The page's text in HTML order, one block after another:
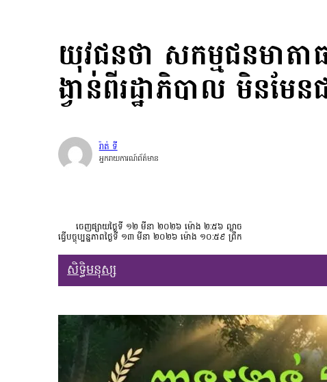
យុវជនថា សកម្មជនមាត
ង្វាន់ពីរដ្ឋាភិបាល មិនមែ
រ៉ាត់ ទី
អ្នករាយការណ៍ព័ត៌មាន
ចេញផ្សាយថ្ងៃទី ១២ មីនា ២០២៦ ម៉ោង ២:៥៦ ល្ងាច
ធ្វើបច្ចុប្បន្នភាពថ្ងៃទី ១៣ មីនា ២០២៦ ម៉ោង ១០:៥៩ ព្រឹក
សិទ្ធិមនុស្ស